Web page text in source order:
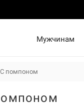
Мужчинам
С помпоном